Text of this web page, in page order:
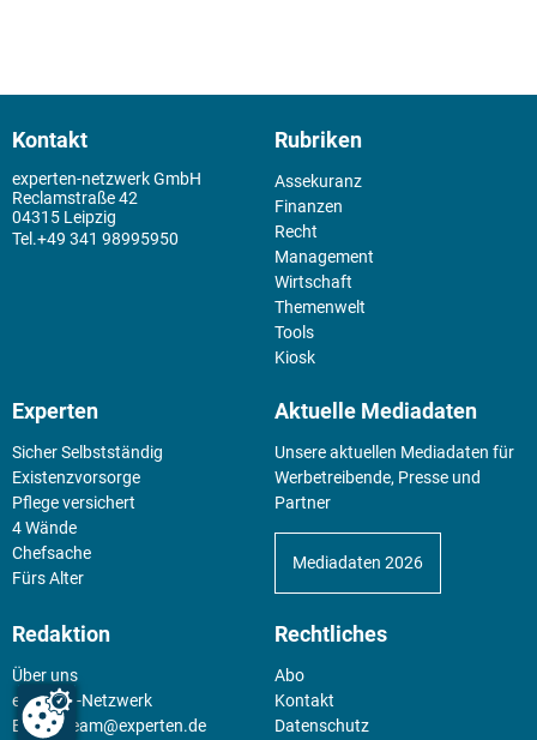
Kontakt
experten-netzwerk GmbH
Reclamstraße 42
04315 Leipzig
+49 341 98995950
Rubriken
Assekuranz
Finanzen
Recht
Management
Wirtschaft
Themenwelt
Tools
Kiosk
Experten
Sicher Selbstständig
Existenz­vorsorge
Pflege versichert
4 Wände
Chefsache
Fürs Alter
Aktuelle Mediadaten
Unsere aktuellen Mediadaten für
Werbetreibende, Presse und
Partner
Mediadaten 2026
Redaktion
Über uns
experten-Netzwerk
E-Mail:
team@experten.de
Rechtliches
Abo
Kontakt
Datenschutz